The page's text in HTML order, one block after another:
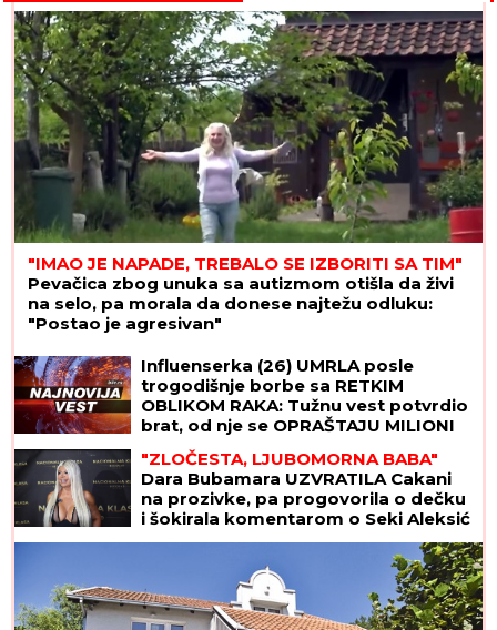
"IMAO JE NAPADE, TREBALO SE IZBORITI SA TIM"
Pevačica zbog unuka sa autizmom otišla da živi
na selo, pa morala da donese najtežu odluku:
"Postao je agresivan"
"OLOŠI JEDNI, MONSTRUMI" Aneli
udarila na Mustafu i Mevlidu, on se
uključio u program uživo - usledio
skandal, evo šta joj je poručio
Asminov otac
Influenserka (26) UMRLA posle
trogodišnje borbe sa RETKIM
OBLIKOM RAKA: Tužnu vest potvrdio
brat, od nje se OPRAŠTAJU MILIONI
PRATILACA